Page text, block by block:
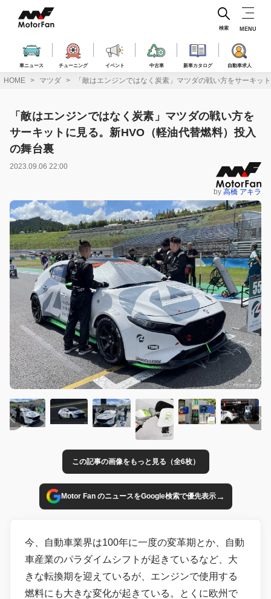
ス
車ニュース チューニング イベント 中古車 新車カタログ 自動車求人
検索 MENU
HOME マツダ 「敵はエンジンではなく炭素」マツダの戦い方をサーキッ
「敵はエンジンではなく炭素」マツダの戦い方を
サーキットに見る。新HVO（軽油代替燃料）投入
の舞台裏
2023.09.06 22:00
by 高橋 アキラ
この記事の画像をもっと見る（全6枚）
Motor Fan のニュースをGoogle検索で優先表示→
今、自動車業界は100年に一度の変革期とか、自動
車産業のパラダイムシフトが起きているなど、大
きな転換期を迎えているが、エンジンで使用する
燃料にも大きな変化が起きている。とくに欧州で